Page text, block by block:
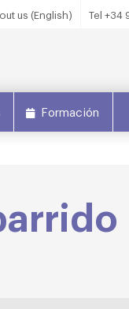
us (English) Tel +34
Formación